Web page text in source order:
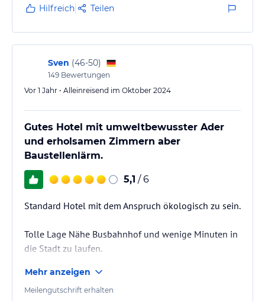
Hilfreich Teilen
Sven (46-50)
149 Bewertungen
Vor 1 Jahr • Alleinreisend im Oktober 2024
Gutes Hotel mit umweltbewusster Ader
und erholsamen Zimmern aber
Baustellenlärm.
5,1 / 6
Standard Hotel mit dem Anspruch ökologisch zu sein.
Tolle Lage Nähe Busbahnhof und wenige Minuten in
die Stadt zu laufen.
Mehr anzeigen
Meilengutschrift erhalten